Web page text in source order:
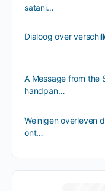
satani…
Dialoog over
A Message from the
handpan…
Weinigen overleven
ont…